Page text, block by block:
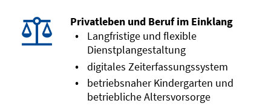
Privatleben und Beruf im Einklang
Langfristige und flexible
Dienstplangestaltung
digitales Zeiterfassungssystem
betriebsnaher Kindergarten und
betriebliche Altersvorsorge